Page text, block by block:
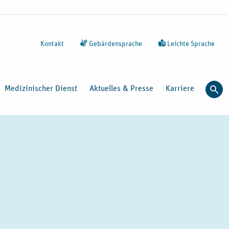
Kontakt Gebärdensprache Leichte Sprache
Medizinischer Dienst Aktuelles & Presse Karriere